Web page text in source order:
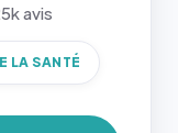
avis
LA SANTÉ